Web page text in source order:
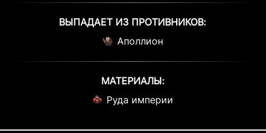
ВЫПАДАЕТ ИЗ ПРОТИВНИКОВ:
Аполлион
МАТЕРИАЛЫ:
Руда империи